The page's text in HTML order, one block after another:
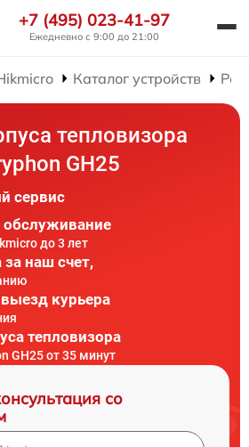
+7 (495) 023-41-97
Ежедневно с 9:00 до 21:00
Каталог устройств
тепловизора
GH25
сервис
обслуживание
до 3 лет
наш счет,
курьера
тепловизора
GH25 от 35 минут
со